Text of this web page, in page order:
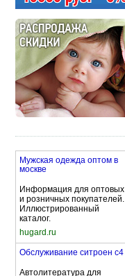
Мужская одежда оптом в
москве
Информация для оптовых
и розничных покупателей.
Иллюстрированный
каталог.
hugard.ru
Обслуживание ситроен с4
Автолитература для